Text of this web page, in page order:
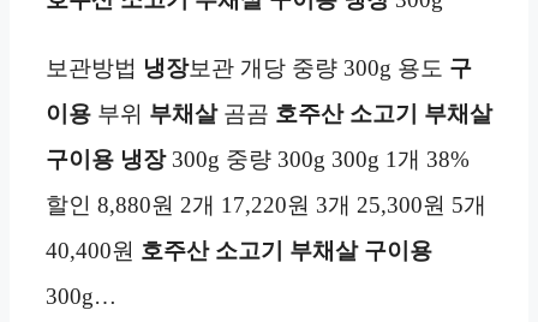
보관방법 냉장보관 개당 중량 300g 용도 구
이용 부위 부채살곰곰 호주산 소고기 부채살
구이용 냉장300g 중량 300g 300g 1개 38%
할인 8,880원 2개 17,220원 3개 25,300원 5개
40,400원 호주산 소고기 부채살 구이용
300g…